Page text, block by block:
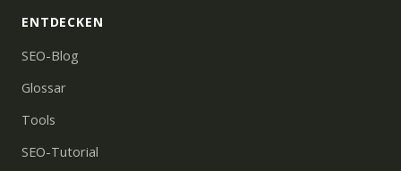
ENTDECKEN
SEO-Blog
Glossar
Tools
SEO-Tutorial